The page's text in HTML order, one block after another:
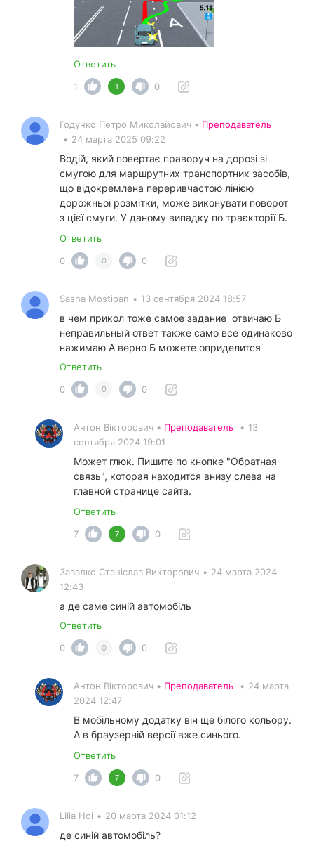
Ответить
1
1 0
Годунко Петро Миколайович • Преподаватель
• 24 марта 2025 09:22
Водій, який повертає праворуч на дорозі зі
смугою для маршрутних транспортних засобів,
що відокремлена переривчастою лінією
дорожньої розмітки, може виконувати поворот
з цієї смуги. У даному випадку по траєкторії Б.
Ответить
0
0 0
Sasha Mostipan • 13 сентября 2024 18:57
в чем прикол тоже самое задание отвичаю Б
неправильный ответ также само все одинаково
нажимаю А верно Б можете оприделится
Ответить
0
0 0
Антон Вікторович • Преподаватель • 13
сентября 2024 19:01
Может глюк. Пишите по кнопке "Обратная
связь", которая находится внизу слева на
главной странице сайта.
Ответить
7
7 0
Завалко Станіслав Викторович • 24 марта 2024
12:43
а де саме синій автомобіль
Ответить
0
0 0
Антон Вікторович • Преподаватель • 24 марта
2024 12:47
В мобільному додатку він ще білого кольору.
А в браузерній версії вже синього.
Ответить
7
7 0
Lilia Hoi • 20 марта 2024 01:12
де синій автомобіль?